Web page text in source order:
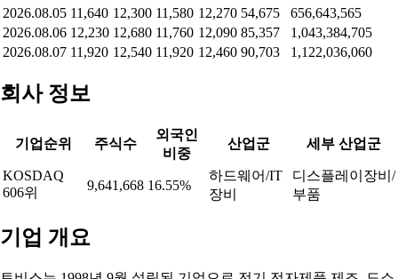
2026.08.05 11,640 12,300 11,580 12,270 54,675
656,643,565
2026.08.06 12,230 12,680 11,760 12,090 85,357
1,043,384,705
2026.08.07 11,920 12,540 11,920 12,460 90,703 1,122,036,060
회사 정보
기업순위 주식수
외국인
비중
산업군 세부 산업군
KOSDAQ
606위
9,641,668 16.55%
하드웨어/IT
장비
디스플레이장비/
부품
기업 개요